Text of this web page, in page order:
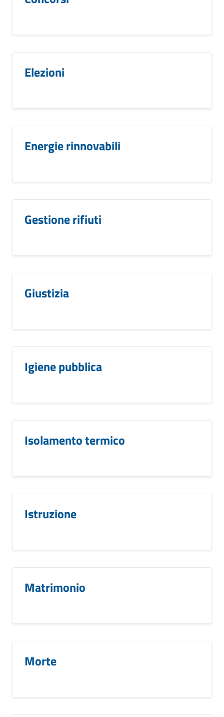
Elezioni
Energie rinnovabili
Gestione rifiuti
Giustizia
Igiene pubblica
Isolamento termico
Istruzione
Matrimonio
Morte